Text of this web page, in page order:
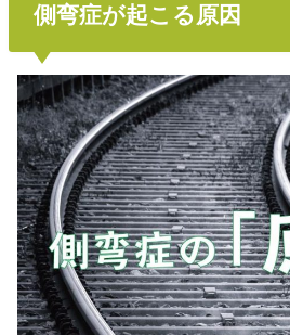
側弯症が起こる原因